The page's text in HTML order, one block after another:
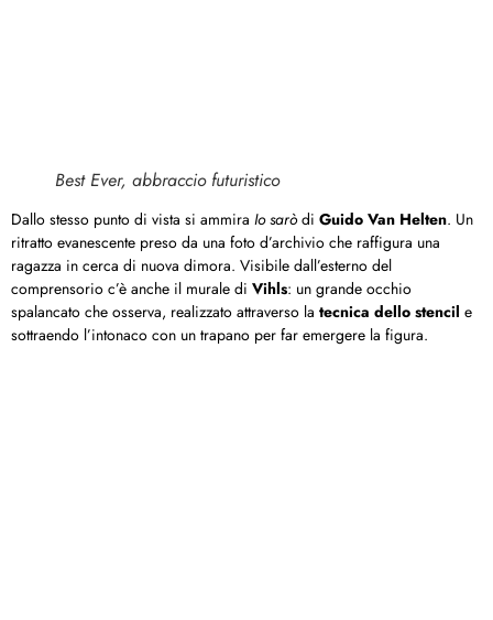
Best Ever, abbraccio futuristico
Dallo stesso punto di vista si ammira Io saròdi Guido Van Helten. Un
ritratto evanescente preso da una foto d’archivio che raffigura una
ragazza in cerca di nuova dimora. Visibile dall’esterno del
comprensorio c’è anche il murale di Vihls: un grande occhio
spalancato che osserva, realizzato attraverso la tecnica dello stencil e
sottraendo l’intonaco con un trapano per far emergere la figura.